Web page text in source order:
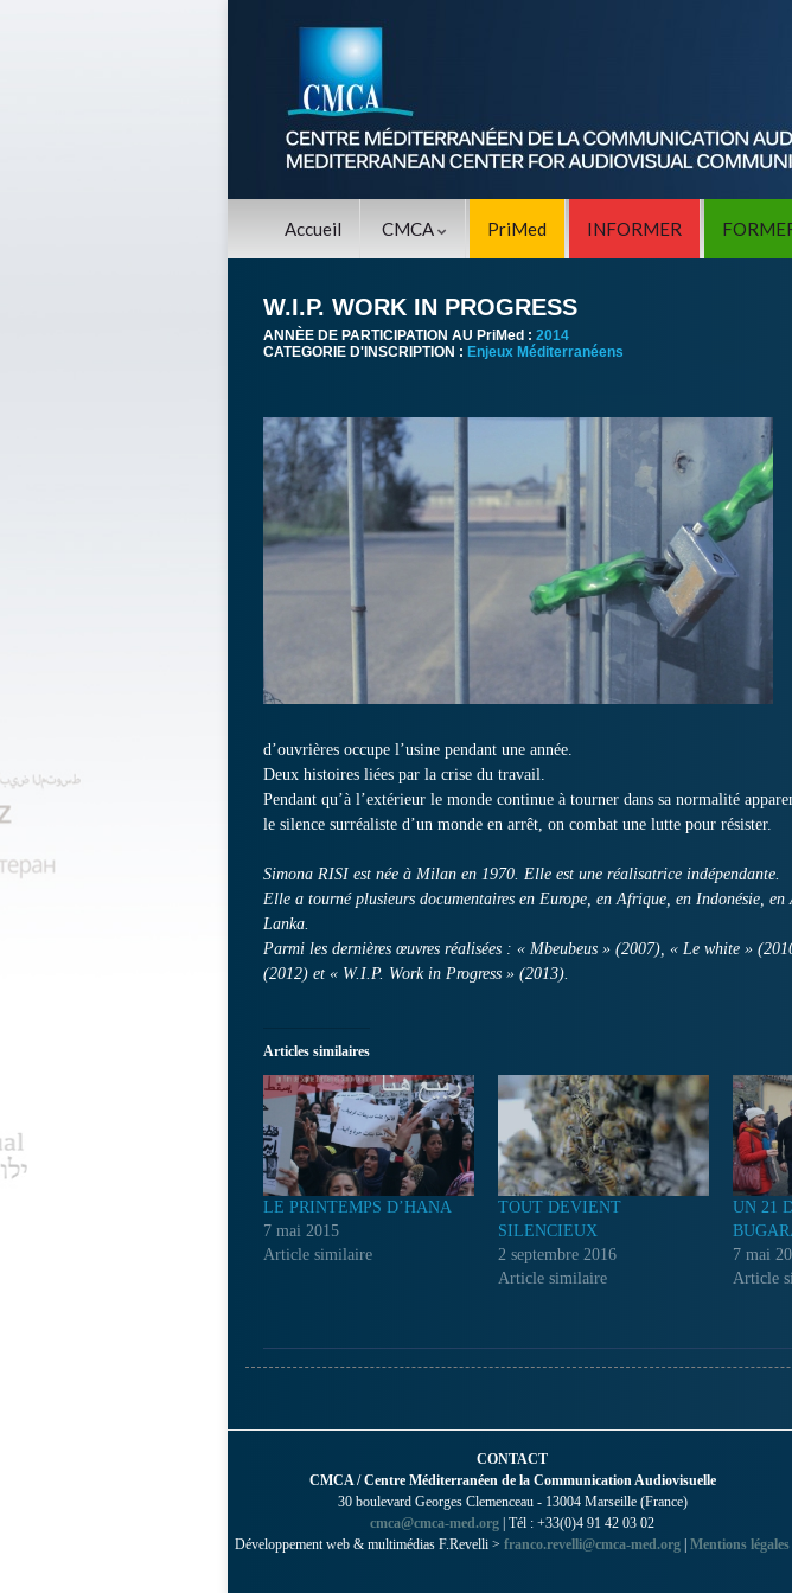
Accueil CMCA PriMed INFORMER
W.I.P. WORK IN PROGRESS
ANNÈE DE PARTICIPATION AU PriMed : 2014
CATEGORIE D'INSCRIPTION : Enjeux Méditerranéens
d’ouvrières occupe l’usine pendant une année.
Deux histoires liées par la crise du travail.
Pendant qu’à l’extérieur le monde continue à tourner dans sa normalité
le silence surréaliste d’un monde en arrêt, on combat une lutte pour résister.
Simona RISI est née à Milan en 1970. Elle est une réalisatrice indépendante.
Elle a tourné plusieurs documentaires en Europe, en Afrique, en Indonésie, en
Lanka.
Parmi les dernières œuvres réalisées : « Mbeubeus » (2007), « Le white »
(2012) et « W.I.P. Work in Progress » (2013).
Articles similaires
LE PRINTEMPS D’HANA
7 mai 2015
Article similaire
TOUT DEVIENT
SILENCIEUX
2 septembre 2016
Article similaire
UN 21
7 mai
Article
CONTACT
CMCA / Centre Méditerranéen de la Communication Audiovisuelle
30 boulevard Georges Clemenceau - 13004 Marseille (France)
cmca@cmca-med.org | Tél : +33(0)4 91 42 03 02
Développement web & multimédias F.Revelli > franco.revelli@cmca-med.org | Mentions légales